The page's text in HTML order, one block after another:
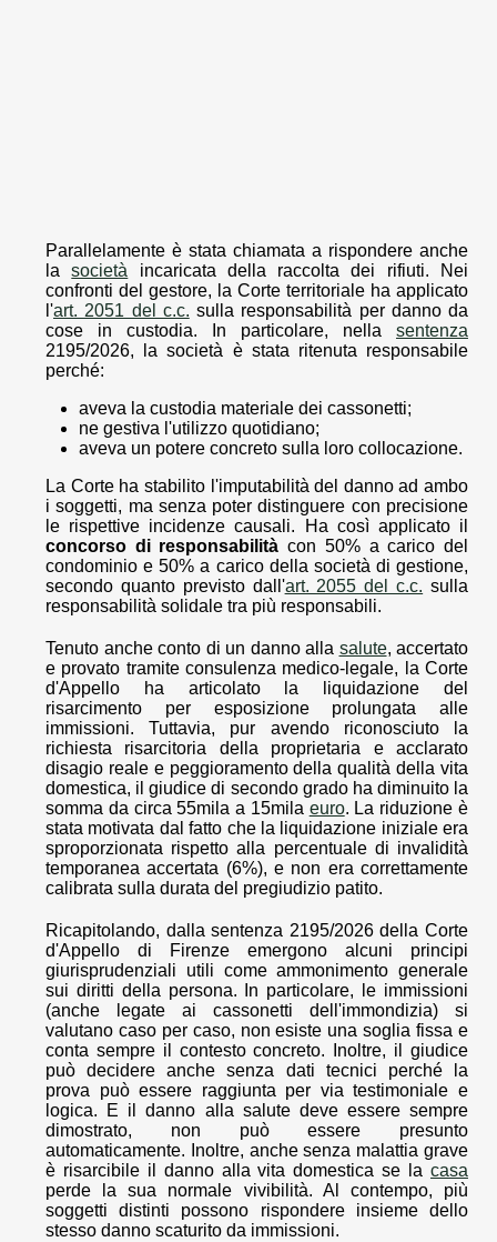
Parallelamente è stata chiamata a rispondere anche
lasocietà incaricata della raccolta dei rifiuti. Nei
confronti del gestore, la Corte territoriale ha applicato
l'art. 2051 del c.c. sulla responsabilità per danno da
cose in custodia. In particolare, nella sentenza
2195/2026, la società è stata ritenuta responsabile
perché:
aveva la custodia materiale dei cassonetti;
ne gestiva l'utilizzo quotidiano;
aveva un potere concreto sulla loro collocazione.
La Corte ha stabilito l'imputabilità del danno ad ambo
i soggetti, ma senza poter distinguere con precisione
le rispettive incidenze causali. Ha così applicato il
concorso di responsabilità con 50% a carico del
condominio e 50% a carico della società di gestione,
secondo quanto previsto dall'art. 2055 del c.c. sulla
responsabilità solidale tra più responsabili.
Tenuto anche conto di un danno alla salute, accertato
e provato tramite consulenza medico-legale, la Corte
d'Appello ha articolato la liquidazione del
risarcimento per esposizione prolungata alle
immissioni. Tuttavia, pur avendo riconosciuto la
richiesta risarcitoria della proprietaria e acclarato
disagio reale e peggioramento della qualità della vita
domestica, il giudice di secondo grado ha diminuito la
somma da circa 55mila a 15mila euro. La riduzione è
stata motivata dal fatto che la liquidazione iniziale era
sproporzionata rispetto alla percentuale di invalidità
temporanea accertata (6%), e non era correttamente
calibrata sulla durata del pregiudizio patito.
Ricapitolando, dalla sentenza 2195/2026 della Corte
d'Appello di Firenze emergono alcuni principi
giurisprudenziali utili come ammonimento generale
sui diritti della persona. In particolare, le immissioni
(anche legate ai cassonetti dell'immondizia) si
valutano caso per caso, non esiste una soglia fissa e
conta sempre il contesto concreto. Inoltre, il giudice
può decidere anche senza dati tecnici perché la
prova può essere raggiunta per via testimoniale e
logica. E il danno alla salute deve essere sempre
dimostrato, non può essere presunto
automaticamente. Inoltre, anche senza malattia grave
è risarcibile il danno alla vita domestica se la casa
perde la sua normale vivibilità. Al contempo, più
soggetti distinti possono rispondere insieme dello
stesso danno scaturito da immissioni.